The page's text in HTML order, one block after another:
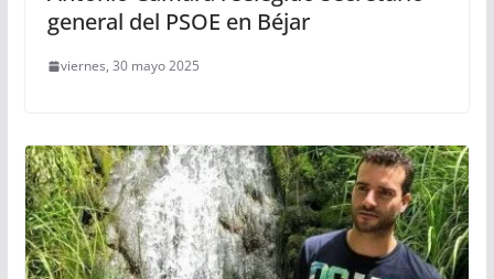
general del PSOE en Béjar
viernes, 30 mayo 2025